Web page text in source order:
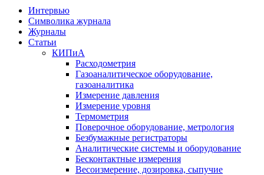
Интервью
Символика журнала
Журналы
Статьи
КИПиА
Расходометрия
Газоаналитическое оборудование,
газоаналитика
Измерение давления
Измерение уровня
Термометрия
Поверочное оборудование, метрология
Безбумажные регистраторы
Аналитические системы и оборудование
Бесконтактные измерения
Весоизмерение, дозировка, сыпучие